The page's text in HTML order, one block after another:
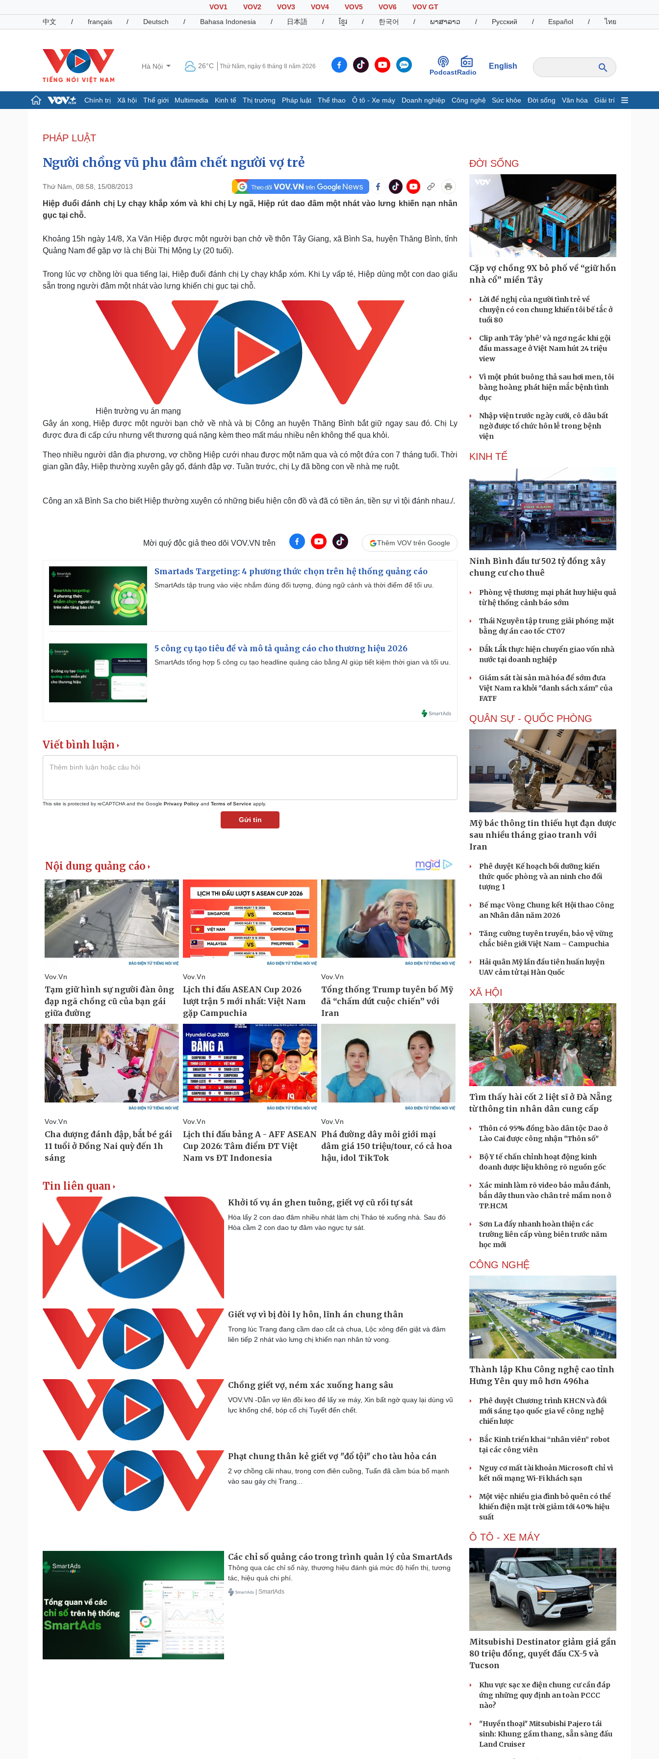
VOV1 VOV2 VOV3 VOV4 VOV5 VOV6
VOV GT
中文
/ français / Deutsch / Bahasa Indonesia / 日本語 / ខ្មែរ / 한국어 / ພາສາລາວ / Русский / Español / ไทย
Hà Nội 26°C Thứ Năm, ngày 6 tháng 8 năm 2026
PodcastRadio
English
Chính trị Xã hội Thế giới Multimedia Kinh tế Thị trường Pháp luật Thể thao Ô tô - Xe máy Doanh nghiệp Công nghệ Sức khỏe Đời sống Văn hóa Giải trí
Đảng
Tổ chức nhân sự
Nhận diện sự thật
Dấu ấn VOV
Giá cà phê
Pháp luật
Vụ án
Tư vấn luật
Quân sự - Quốc phòng
Phân tích
Thể thao
Thế giới thể thao
Ô tô - Xe máy
Tư vấn
Doanh nghiệp
Thông tin doanh nghiệp
Doanh nghiệp 24h
Doanh nhân
Công nghệ
Sành điệu
Tin Công nghệ
Trải nghiệm
Chuyển đổi số
Sức khỏe
Dinh dưỡng - món ngon
Đời sống
Nhà đẹp
Tình yêu - Gia đình
Văn hóa
Sân khấu - Điện ảnh
Giải trí
Sao Việt
Du lịch
Podcast
Câu chuyện thời sự
Đọc truyện đêm khuya
Cửa sổ tình yêu
PHÁP LUẬT
Người chồng vũ phu đâm chết người vợ trẻ
Thứ Năm, 08:58, 15/08/2013
Hiệp đuổi đánh chị Ly chạy khắp xóm và khi chị Ly ngã, Hiệp rút dao đâm một nhát vào lưng khiến nạn nhân
gục tại chỗ.
Khoảng 15h ngày 14/8, Xa Văn Hiệp được một người bạn chở về thôn Tây Giang, xã Bình Sa, huyện Thăng Bình, tỉnh
Quảng Nam để gặp vợ là chị Bùi Thị Mộng Ly (20 tuổi).
Trong lúc vợ chồng lời qua tiếng lại, Hiệp đuổi đánh chị Ly chạy khắp xóm. Khi Ly vấp té, Hiệp dùng một con dao giấu
sẵn trong người đâm một nhát vào lưng khiến chị gục tại chỗ.
Hiện trường vụ án mạng
Gây án xong, Hiệp được một người bạn chở về nhà và bị Công an huyện Thăng Bình bắt giữ ngay sau đó. Chị Ly
được đưa đi cấp cứu nhưng vết thương quá nặng kèm theo mất máu nhiều nên không thể qua khỏi.
Theo nhiều người dân địa phương, vợ chồng Hiệp cưới nhau được một năm qua và có một đứa con 7 tháng tuổi. Thời
gian gần đây, Hiệp thường xuyên gây gổ, đánh đập vợ. Tuần trước, chị Ly đã bồng con về nhà mẹ ruột.
Công an xã Bình Sa cho biết Hiệp thường xuyên có những biểu hiện côn đồ và đã có tiền án, tiền sự vì tội đánh nhau./.
Mời quý độc giả theo dõi VOV.VN trên Thêm VOV trên Google
Smartads Targeting: 4 phương thức chọn trên hệ thống quảng cáo
SmartAds tập trung vào việc nhắm đúng đối tượng, đúng ngữ cảnh và thời điểm để tối ưu.
5 công cụ tạo tiêu đề và mô tả quảng cáo cho thương hiệu 2026
SmartAds tổng hợp 5 công cụ tạo headline quảng cáo bằng AI giúp tiết kiệm thời gian và tối ưu.
Viết bình luận
This site is protected by reCAPTCHA and the Google Privacy Policy and Terms of Service apply.
Gửi tin
Tin liên quan
Khởi tố vụ án ghen tuông, giết vợ cũ rồi tự sát
Hòa lấy 2 con dao đâm nhiều nhát làm chị Thảo té xuống nhà. Sau đó
Hòa cầm 2 con dao tự đâm vào ngực tự sát.
Giết vợ vì bị đòi ly hôn, lĩnh án chung thân
Trong lúc Trang đang cầm dao cắt cà chua, Lộc xông đến giật và đâm
liên tiếp 2 nhát vào lưng chị khiến nạn nhân tử vong.
Chồng giết vợ, ném xác xuống hang sâu
VOV.VN -Dẫn vợ lên đồi keo để lấy xe máy, Xin bất ngờ quay lại dùng vũ
lực khống chế, bóp cổ chị Tuyết đến chết.
Phạt chung thân kẻ giết vợ "đổ tội" cho tàu hỏa cán
2 vợ chồng cãi nhau, trong cơn điên cuồng, Tuấn đã cầm búa bổ mạnh
vào sau gáy chị Trang...
Các chỉ số quảng cáo trong trình quản lý của SmartAds
Thông qua các chỉ số này, thương hiệu đánh giá mức độ hiển thị, tương
tác, hiệu quả chi phí.
| SmartAds
ĐỜI SỐNG
Cặp vợ chồng 9X bỏ phố về “giữ hồn
nhà cổ” miền Tây
Lời đề nghị của người tình trẻ về
chuyện có con chung khiến tôi bế tắc ở
tuổi 80
Clip anh Tây 'phê' và ngơ ngác khi gội
đầu massage ở Việt Nam hút 24 triệu
view
Vì một phút buông thả sau hơi men, tôi
bàng hoàng phát hiện mắc bệnh tình
dục
Nhập viện trước ngày cưới, cô dâu bất
ngờ được tổ chức hôn lễ trong bệnh
viện
KINH TẾ
Ninh Bình đầu tư 502 tỷ đồng xây
chung cư cho thuê
Phòng vệ thương mại phát huy hiệu quả
từ hệ thống cảnh báo sớm
Thái Nguyên tập trung giải phóng mặt
bằng dự án cao tốc CT07
Đắk Lắk thực hiện chuyển giao vốn nhà
nước tại doanh nghiệp
Giám sát tài sản mã hóa để sớm đưa
Việt Nam ra khỏi "danh sách xám" của
FATF
QUÂN SỰ - QUỐC PHÒNG
Mỹ bác thông tin thiếu hụt đạn dược
sau nhiều tháng giao tranh với
Iran
Phê duyệt Kế hoạch bồi dưỡng kiến
thức quốc phòng và an ninh cho đối
tượng 1
Bế mạc Vòng Chung kết Hội thao Công
an Nhân dân năm 2026
Tăng cường tuyên truyền, bảo vệ vững
chắc biên giới Việt Nam – Campuchia
Hải quân Mỹ lần đầu tiên huấn luyện
UAV cảm tử tại Hàn Quốc
XÃ HỘI
Tìm thấy hài cốt 2 liệt sĩ ở Đà Nẵng
từ thông tin nhân dân cung cấp
Thôn có 95% đồng bào dân tộc Dao ở
Lào Cai được công nhận "Thôn số"
Bộ Y tế chấn chỉnh hoạt động kinh
doanh dược liệu không rõ nguồn gốc
Xác minh làm rõ video bảo mẫu đánh,
bắn dây thun vào chân trẻ mầm non ở
TP.HCM
Sơn La đẩy nhanh hoàn thiện các
trường liên cấp vùng biên trước năm
học mới
CÔNG NGHỆ
Thành lập Khu Công nghệ cao tỉnh
Hưng Yên quy mô hơn 496ha
Phê duyệt Chương trình KHCN và đổi
mới sáng tạo quốc gia về công nghệ
chiến lược
Bắc Kinh triển khai “nhân viên” robot
tại các công viên
Nguy cơ mất tài khoản Microsoft chỉ vì
kết nối mạng Wi-Fi khách sạn
Một việc nhiều gia đình bỏ quên có thể
khiến điện mặt trời giảm tới 40% hiệu
suất
Ô TÔ - XE MÁY
Mitsubishi Destinator giảm giá gần
80 triệu đồng, quyết đấu CX-5 và
Tucson
Khu vực sạc xe điện chung cư cần đáp
ứng những quy định an toàn PCCC
nào?
"Huyền thoại" Mitsubishi Pajero tái
sinh: Khung gầm thang, sẵn sàng đấu
Land Cruiser